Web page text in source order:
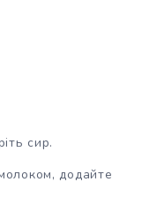
сир.
додайте